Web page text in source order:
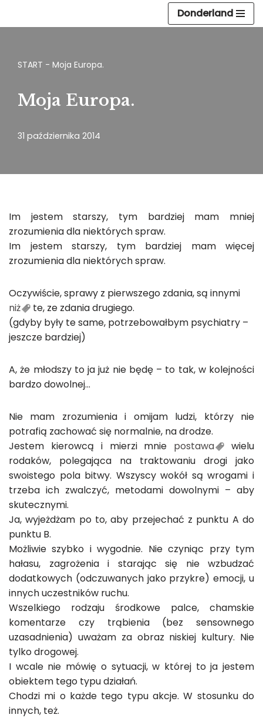
treści
Donderland
START - Moja Europa.
Moja Europa.
31 października 2014
Im jestem starszy, tym bardziej mam mniej
zrozumienia dla niektórych spraw.
Im jestem starszy, tym bardziej mam więcej
zrozumienia dla niektórych spraw.
Oczywiście, sprawy z pierwszego zdania, są innymi
niż
te, ze zdania drugiego.
(gdyby były te same, potrzebowałbym psychiatry –
jeszcze bardziej)
A, że młodszy to ja już nie będę – to tak, w kolejności
bardzo dowolnej…
Nie mam zrozumienia i omijam ludzi, którzy nie
potrafią zachować się normalnie, na drodze.
Jestem kierowcą i mierzi mnie postawa
wielu
rodaków, polegająca na traktowaniu drogi jako
swoistego pola bitwy. Wszyscy wokół są wrogami i
trzeba ich zwalczyć, metodami dowolnymi – aby
skutecznymi.
Ja, wyjeżdżam po to, aby przejechać z punktu A do
punktu B.
Możliwie szybko i wygodnie. Nie czyniąc przy tym
hałasu, zagrożenia i starając się nie wzbudzać
dodatkowych (odczuwanych jako przykre) emocji, u
innych uczestników ruchu.
Wszelkiego rodzaju środkowe palce, chamskie
komentarze czy trąbienia (bez sensownego
uzasadnienia) uważam za obraz niskiej kultury. Nie
tylko drogowej.
I wcale nie mówię o sytuacji, w której to ja jestem
obiektem tego typu działań.
Chodzi mi o każde tego typu akcje. W stosunku do
innych, też.